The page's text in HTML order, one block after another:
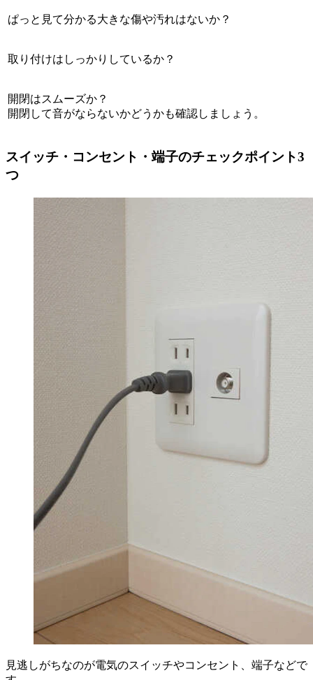
ぱっと見て分かる大きな傷や汚れはないか？
取り付けはしっかりしているか？
開閉はスムーズか？
開閉して音がならないかどうかも確認しましょう。
スイッチ・コンセント・端子のチェックポイント3
つ
見逃しがちなのが電気のスイッチやコンセント、端子などで